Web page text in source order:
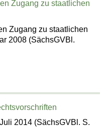
Zugang zu staatlichen
Zugang zu staatlichen
2008 (SächsGVBl.
2014 (SächsGVBl. S.